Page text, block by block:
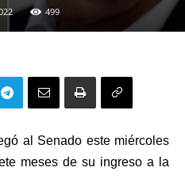
499
al Senado este miércoles
meses de su ingreso a la